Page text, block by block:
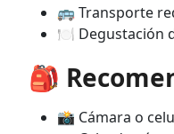
🚌 Transporte
🍽️ Degustación
🎒
📸 Cámara o